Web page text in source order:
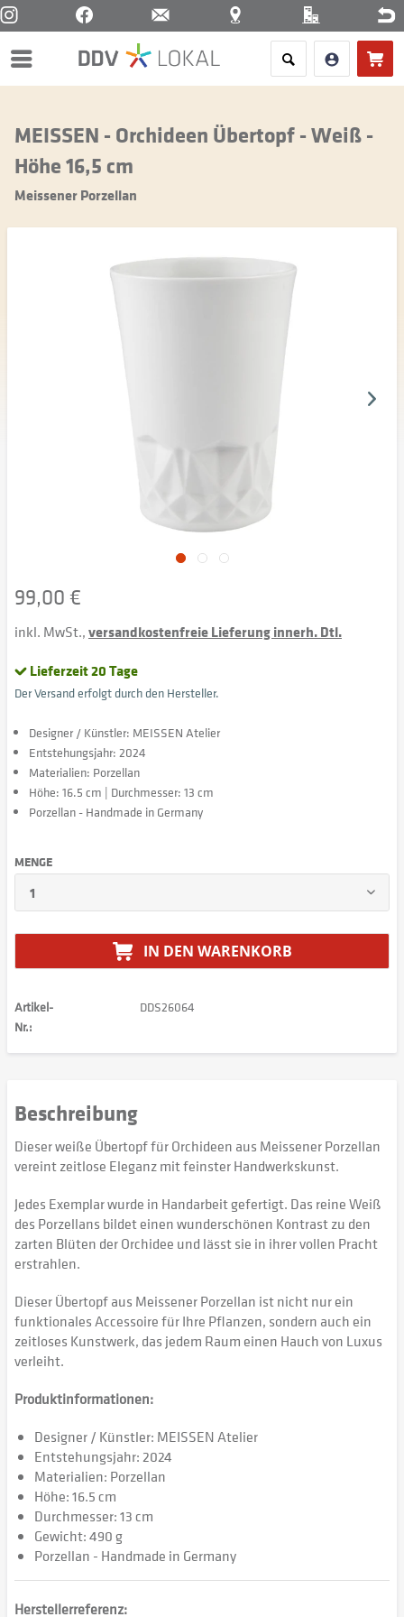
Menü
MEISSEN - Orchideen Übertopf - Weiß -
Höhe 16,5 cm
Meissener Porzellan
99,00 €
inkl. MwSt.,versandkostenfreie Lieferung innerh. Dtl.
Lieferzeit 20 Tage
Der Versand erfolgt durch den Hersteller.
Designer / Künstler: MEISSEN Atelier
Entstehungsjahr: 2024
Materialien: Porzellan
Höhe: 16.5 cm | Durchmesser: 13 cm
Porzellan - Handmade in Germany
MENGE
IN DEN WARENKORB
Artikel-
Nr.:
DDS26064
Beschreibung
Dieser weiße Übertopf für Orchideen aus Meissener Porzellan
vereint zeitlose Eleganz mit feinster Handwerkskunst.
Jedes Exemplar wurde in Handarbeit gefertigt. Das reine Weiß
des Porzellans bildet einen wunderschönen Kontrast zu den
zarten Blüten der Orchidee und lässt sie in ihrer vollen Pracht
erstrahlen.
Dieser Übertopf aus Meissener Porzellan ist nicht nur ein
funktionales Accessoire für Ihre Pflanzen, sondern auch ein
zeitloses Kunstwerk, das jedem Raum einen Hauch von Luxus
verleiht.
Produktinformationen:
Designer / Künstler: MEISSEN Atelier
Entstehungsjahr: 2024
Materialien: Porzellan
Höhe: 16.5 cm
Durchmesser: 13 cm
Gewicht: 490 g
Porzellan - Handmade in Germany
Herstellerreferenz: